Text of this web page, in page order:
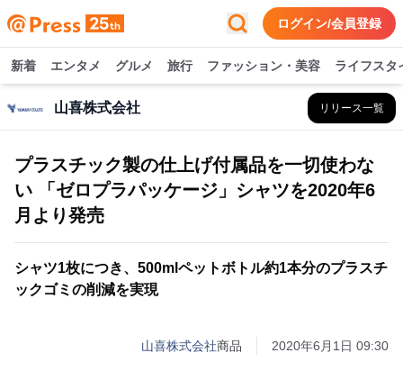
ログイン/会員登録
新着 エンタメ グルメ 旅行 ファッション・美容 ライフスタ
山喜株式会社 リリース一覧
プラスチック製の仕上げ付属品を一切使わな
い 「ゼロプラパッケージ」シャツを2020年6
月より発売
シャツ1枚につき、500mlペットボトル約1本分のプラスチ
ックゴミの削減を実現
山喜株式会社商品 2020年6月1日 09:30